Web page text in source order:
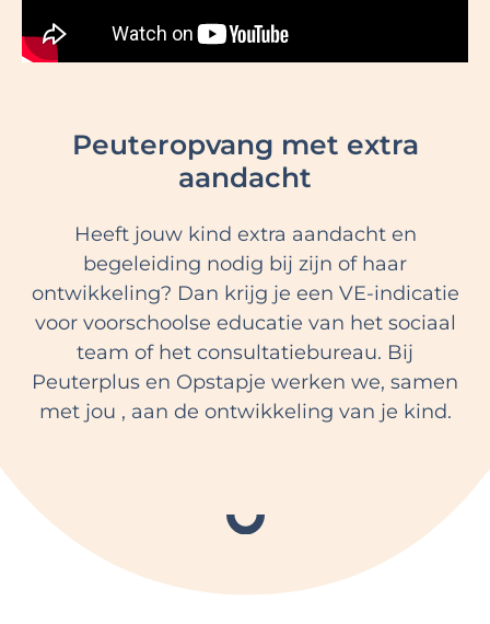
Peuteropvang met extra
aandacht
Heeft jouw kind extra aandacht en
begeleiding nodig bij zijn of haar
ontwikkeling? Dan krijg je een VE-indicatie
voor voorschoolse educatie van het sociaal
team of het consultatiebureau. Bij
Peuterplus en Opstapje werken we, samen
met jou , aan de ontwikkeling van je kind.